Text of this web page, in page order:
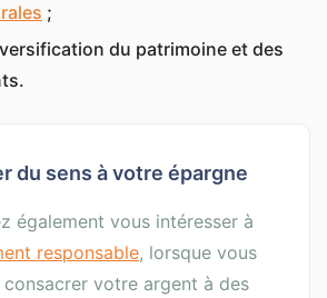
;
du patrimoine et des
du sens à votre épargne
également vous intéresser à
responsable, lorsque vous
consacrer votre argent à des